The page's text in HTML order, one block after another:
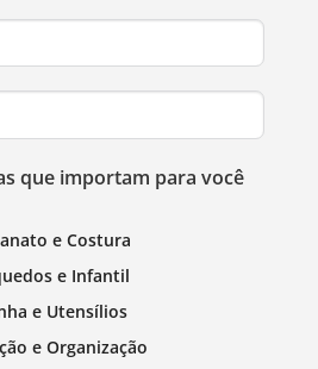
que importam para você
e Costura
e Infantil
e Utensílios
e Organização